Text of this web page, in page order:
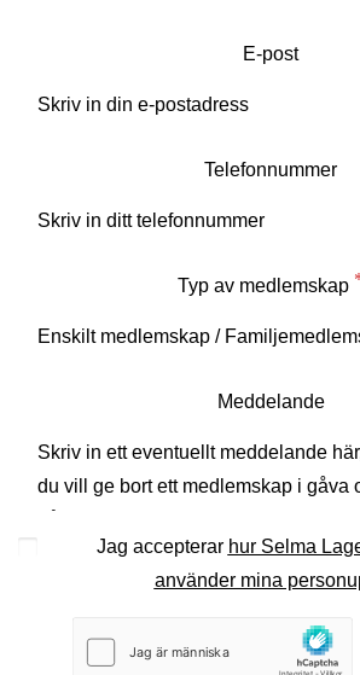
E-post
Telefonnummer
Typ av medlemskap
Meddelande
Jag accepterar hur Selma
använder mina